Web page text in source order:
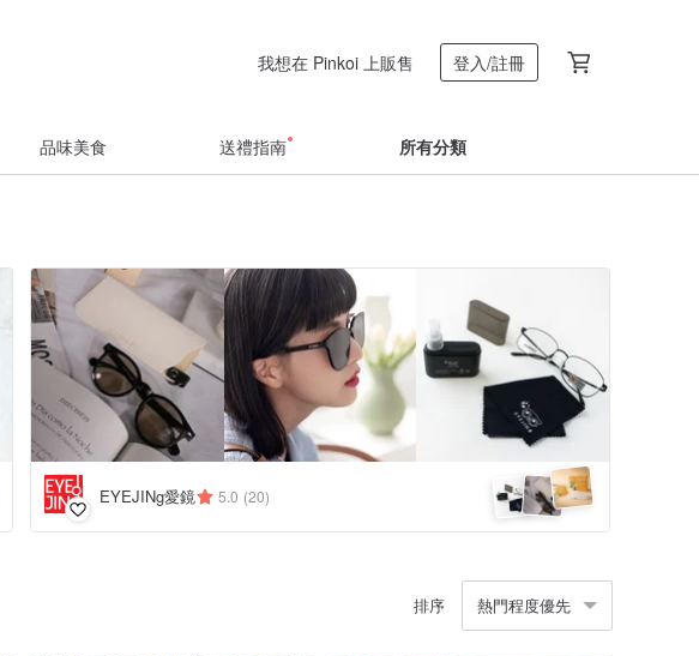
我想在 Pinkoi 上販售 登入/註冊
品味美食 送禮指南 所有分類
EYEJINg愛鏡 5.0 (20)
排序 熱門程度優先